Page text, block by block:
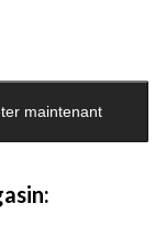
maintenant